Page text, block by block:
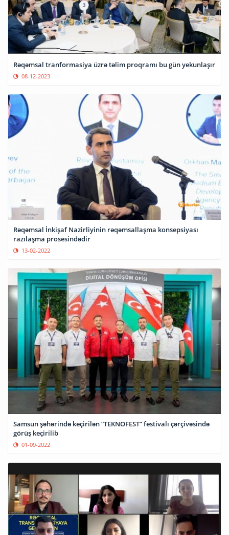
Rəqəmsal tranformasiya üzrə təlim proqramı bu gün yekunlaşır
08-12-2023
Rəqəmsal İnkişaf Nazirliyinin rəqəmsallaşma konsepsiyası
razılaşma prosesindədir
13-02-2022
Samsun şəhərində keçirilən “TEKNOFEST” festivalı çərçivəsində
görüş keçirilib
01-09-2022